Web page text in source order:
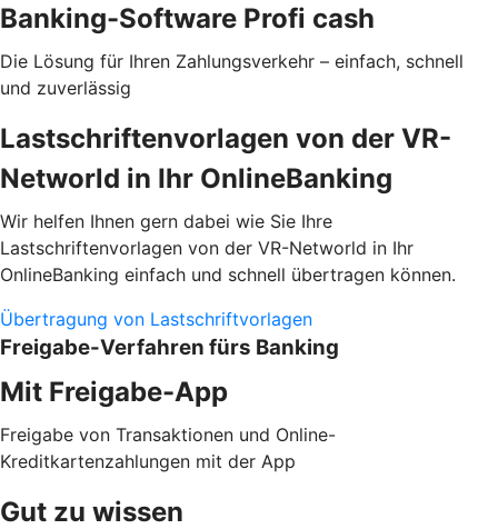
Banking-Software Profi cash
Die Lösung für Ihren Zahlungsverkehr – einfach, schnell
und zuverlässig
Lastschriftenvorlagen von der VR-
Networld in Ihr OnlineBanking
Wir helfen Ihnen gern dabei wie Sie Ihre
Lastschriftenvorlagen von der VR-Networld in Ihr
OnlineBanking einfach und schnell übertragen können.
Übertragung von Lastschriftvorlagen
Freigabe-Verfahren fürs Banking
Mit Freigabe-App
Freigabe von Transaktionen und Online-
Kreditkartenzahlungen mit der App
Gut zu wissen